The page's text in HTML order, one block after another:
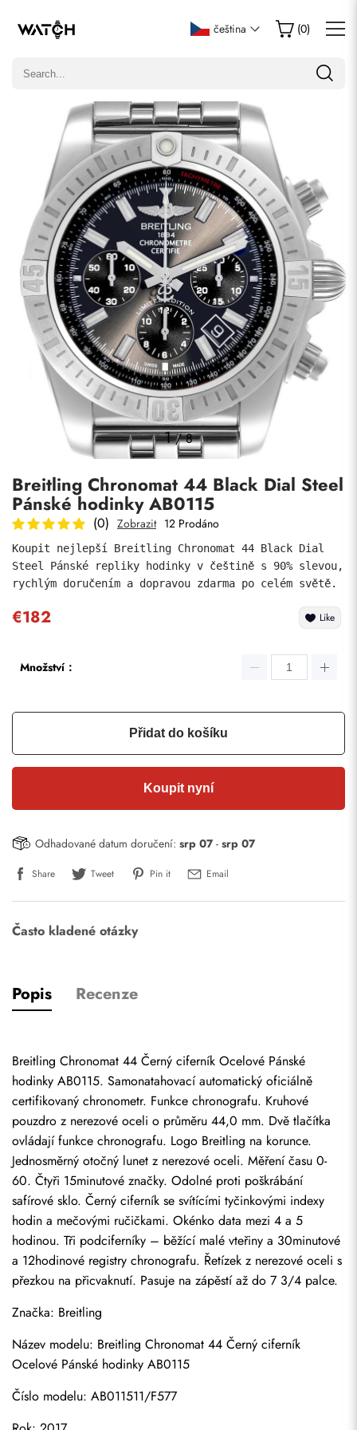
čeština (0)
1/8
Breitling Chronomat 44 Black Dial Steel
Pánské hodinky AB0115
(0) Zobrazit 12 Prodáno
Koupit nejlepší Breitling Chronomat 44 Black Dial
Steel Pánské repliky hodinky v češtině s 90% slevou,
rychlým doručením a dopravou zdarma po celém světě.
€182 Like
Množství：
Přidat do košíku
Koupit nyní
Odhadované datum doručení: srp 07- srp 07
Share Tweet Pin it Email
Často kladené otázky
Popis Recenze
Breitling Chronomat 44 Černý ciferník Ocelové Pánské
hodinky AB0115. Samonatahovací automatický oficiálně
certifikovaný chronometr. Funkce chronografu. Kruhové
pouzdro z nerezové oceli o průměru 44,0 mm. Dvě tlačítka
ovládají funkce chronografu. Logo Breitling na korunce.
Jednosměrný otočný lunet z nerezové oceli. Měření času 0-
60. Čtyři 15minutové značky. Odolné proti poškrábání
safírové sklo. Černý ciferník se svítícími tyčinkovými indexy
hodin a mečovými ručičkami. Okénko data mezi 4 a 5
hodinou. Tři podciferníky – běžící malé vteřiny a 30minutové
a 12hodinové registry chronografu. Řetízek z nerezové oceli s
přezkou na přicvaknutí. Pasuje na zápěstí až do 7 3/4 palce.
Značka: Breitling
Název modelu: Breitling Chronomat 44 Černý ciferník
Ocelové Pánské hodinky AB0115
Číslo modelu: AB011511/F577
Napsat recenzi
Pouze zákazníci, kteří zakoupili tuto položku, mohou napsat
Hodnocení
Komentáře
Odeslat